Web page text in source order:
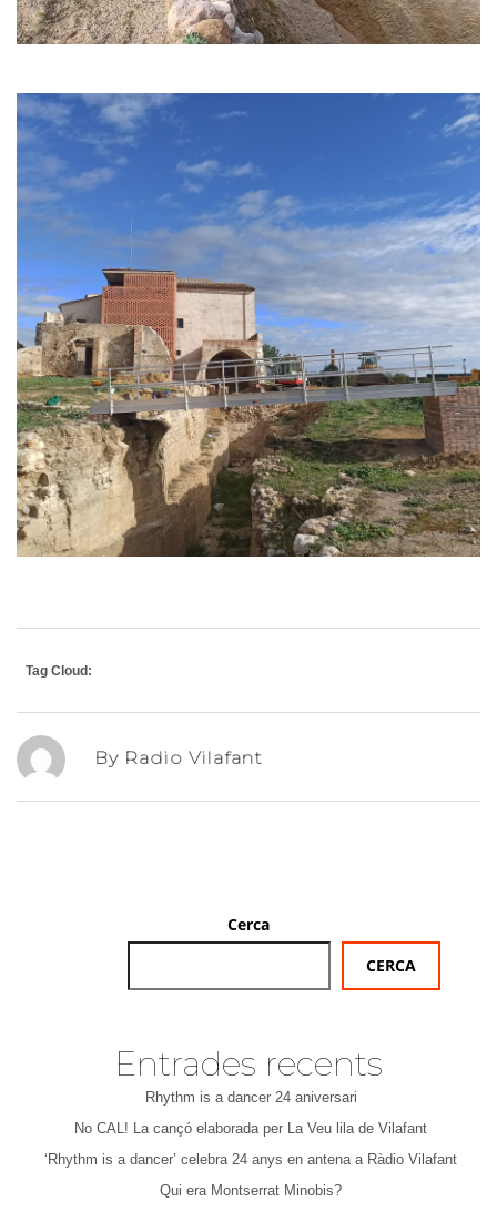
Tag Cloud:
By Radio Vilafant
Cerca
CERCA
Entrades recents
Rhythm is a dancer 24 aniversari
No CAL! La cançó elaborada per La Veu lila de Vilafant
‘Rhythm is a dancer’ celebra 24 anys en antena a Ràdio Vilafant
Qui era Montserrat Minobis?